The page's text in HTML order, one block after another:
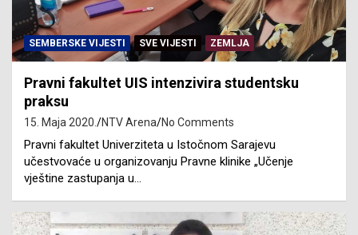
SEMBERSKE VIJESTI SVE VIJESTI ZEMLJA
Pravni fakultet UIS intenzivira studentsku
praksu
15. Maja 2020. NTV Arena No Comments
Pravni fakultet Univerziteta u Istočnom Sarajevu
učestvovaće u organizovanju Pravne klinike „Učenje
vještine zastupanja u…